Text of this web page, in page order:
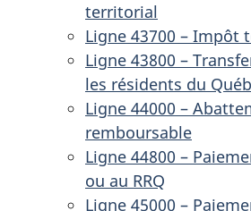
territorial
Ligne 43700 – Impôt
Ligne 43800 –
les résidents du
Ligne 44000 –
remboursable
Ligne 44800 –
ou au RRQ
Ligne 45000 –